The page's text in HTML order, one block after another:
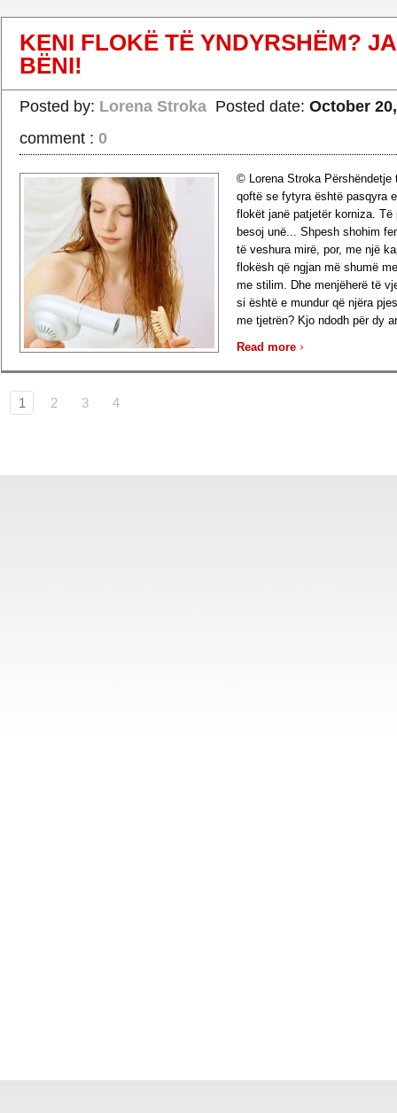
KENI FLOKË TË YNDYRSHËM?
BËNI!
Posted by: Lorena Stroka Posted date: October
comment : 0
© Lorena Stroka Përshëndetje
qoftë se fytyra është pasqyra
flokët janë patjetër korniza. Të
besoj unë... Shpesh shohim
të veshura mirë, por, me një
flokësh që ngjan më shumë
me stilim. Dhe menjëherë të
si është e mundur që njëra
me tjetrën? Kjo ndodh për dy
Read more ›
1 2 3 4